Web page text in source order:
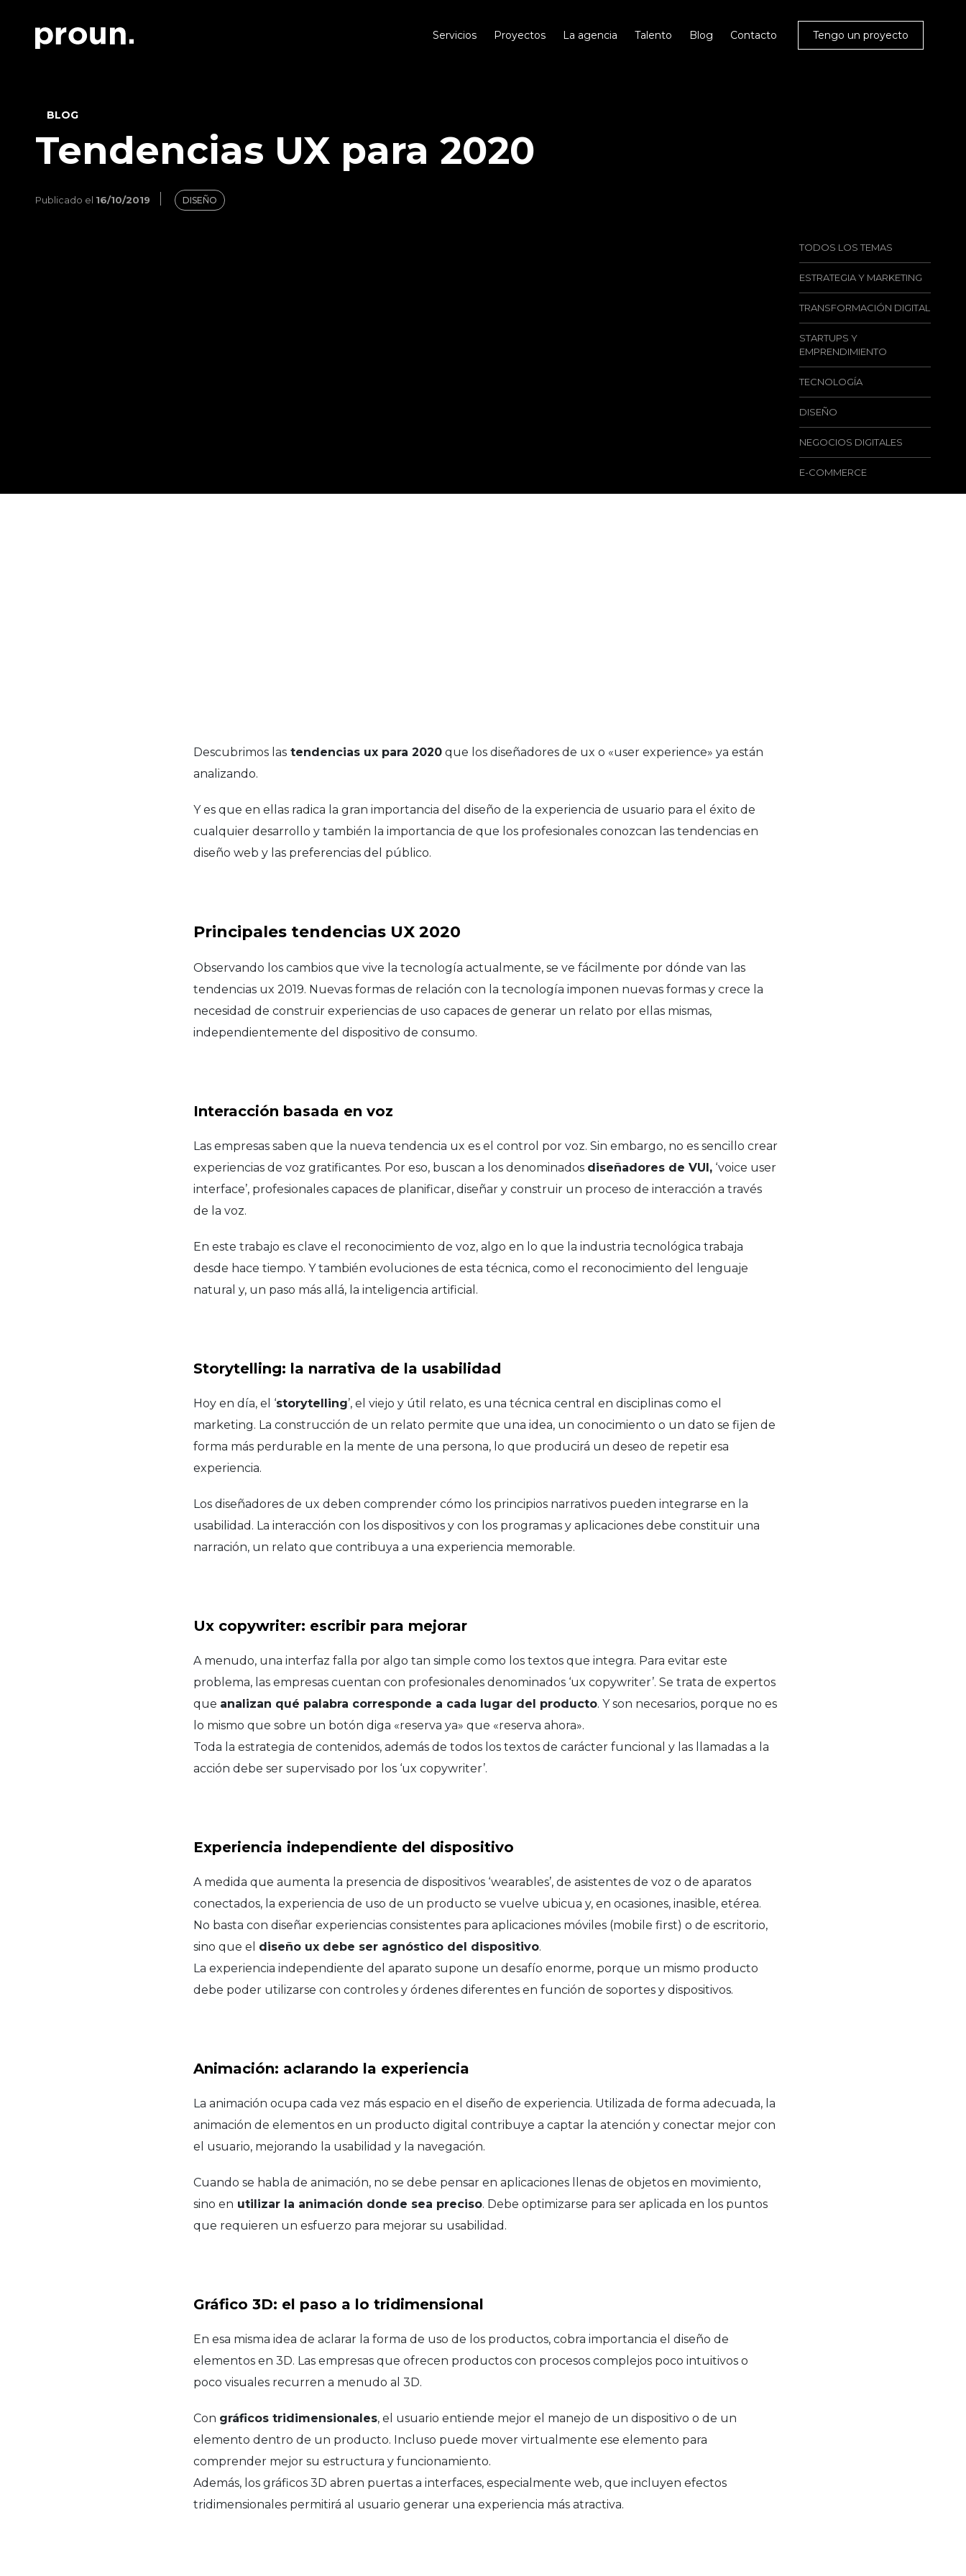
Servicios Proyectos La agencia Talento Blog Contacto Tengo un proyecto
BLOG
Tendencias UX para 2020
Publicado el 16/10/2019 DISEÑO
TODOS LOS TEMAS
ESTRATEGIA Y MARKETING
TRANSFORMACIÓN DIGITAL
STARTUPS Y
EMPRENDIMIENTO
TECNOLOGÍA
DISEÑO
NEGOCIOS DIGITALES
E-COMMERCE
Descubrimos lastendencias ux para 2020que los diseñadores de ux o «user experience» ya están
analizando.
Y es que en ellas radica la gran importancia del diseño de la experiencia de usuario para el éxito de
cualquier desarrollo y también la importancia de que los profesionales conozcan las tendencias en
diseño web y las preferencias del público.
Principales tendencias UX 2020
Observando los cambios que vive la tecnología actualmente, se ve fácilmente por dónde van las
tendencias ux 2019. Nuevas formas de relación con la tecnología imponen nuevas formas y crece la
necesidad de construir experiencias de uso capaces de generar un relato por ellas mismas,
independientemente del dispositivo de consumo.
Interacción basada en voz
Las empresas saben que la nueva tendencia ux es el control por voz. Sin embargo, no es sencillo crear
experiencias de voz gratificantes. Por eso, buscan a los denominados diseñadores de VUI,‘voice user
interface’, profesionales capaces de planificar, diseñar y construir un proceso de interacción a través
de la voz.
En este trabajo es clave el reconocimiento de voz, algo en lo que la industria tecnológica trabaja
desde hace tiempo. Y también evoluciones de esta técnica, como el reconocimiento del lenguaje
natural y, un paso más allá, la inteligencia artificial.
Storytelling: la narrativa de la usabilidad
Hoy en día, el ‘storytelling’, el viejo y útil relato, es una técnica central en disciplinas como el
marketing. La construcción de un relato permite que una idea, un conocimiento o un dato se fijen de
forma más perdurable en la mente de una persona, lo que producirá un deseo de repetir esa
experiencia.
Los diseñadores de ux deben comprender cómo los principios narrativos pueden integrarse en la
usabilidad. La interacción con los dispositivos y con los programas y aplicaciones debe constituir una
narración, un relato que contribuya a una experiencia memorable.
Ux copywriter: escribir para mejorar
A menudo, una interfaz falla por algo tan simple como los textos que integra. Para evitar este
problema, las empresas cuentan con profesionales denominados ‘ux copywriter’. Se trata de expertos
que analizan qué palabra corresponde a cada lugar del producto. Y son necesarios, porque no es
lo mismo que sobre un botón diga «reserva ya» que «reserva ahora».
Toda la estrategia de contenidos, además de todos los textos de carácter funcional y las llamadas a la
acción debe ser supervisado por los ‘ux copywriter’.
Experiencia independiente del dispositivo
A medida que aumenta la presencia de dispositivos ‘wearables’, de asistentes de voz o de aparatos
conectados, la experiencia de uso de un producto se vuelve ubicua y, en ocasiones, inasible, etérea.
No basta con diseñar experiencias consistentes para aplicaciones móviles (mobile first) o de escritorio,
sino que el diseño ux debe ser agnóstico del dispositivo.
La experiencia independiente del aparato supone un desafío enorme, porque un mismo producto
debe poder utilizarse con controles y órdenes diferentes en función de soportes y dispositivos.
Animación: aclarando la experiencia
La animación ocupa cada vez más espacio en el diseño de experiencia. Utilizada de forma adecuada, la
animación de elementos en un producto digital contribuye a captar la atención y conectar mejor con
el usuario, mejorando la usabilidad y la navegación.
Cuando se habla de animación, no se debe pensar en aplicaciones llenas de objetos en movimiento,
sino en utilizar la animación donde sea preciso. Debe optimizarse para ser aplicada en los puntos
que requieren un esfuerzo para mejorar su usabilidad.
Gráfico 3D: el paso a lo tridimensional
En esa misma idea de aclarar la forma de uso de los productos, cobra importancia el diseño de
elementos en 3D. Las empresas que ofrecen productos con procesos complejos poco intuitivos o
poco visuales recurren a menudo al 3D.
Con gráficos tridimensionales, el usuario entiende mejor el manejo de un dispositivo o de un
elemento dentro de un producto. Incluso puede mover virtualmente ese elemento para
comprender mejor su estructura y funcionamiento.
Además, los gráficos 3D abren puertas a interfaces, especialmente web, que incluyen efectos
tridimensionales permitirá al usuario generar una experiencia más atractiva.